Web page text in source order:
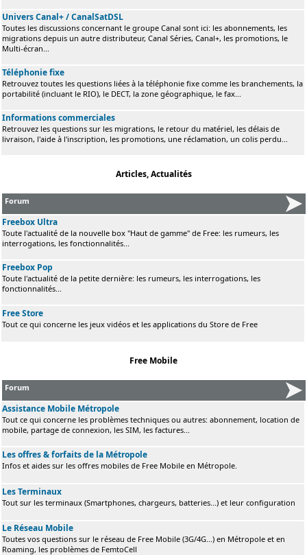
Univers Canal+ / CanalSatDSL
Toutes les discussions concernant le groupe Canal sont ici: les abonnements, les
migrations depuis un autre distributeur, Canal Séries, Canal+, les promotions, le
Multi-écran...
Téléphonie fixe
Retrouvez toutes les questions liées à la téléphonie fixe comme les branchements, la
portabilité (incluant le RIO), le DECT, la zone géographique, le fax...
Informations commerciales
Retrouvez les questions sur les migrations, le retour du matériel, les délais de
livraison, l'aide à l'inscription, les promotions, une réclamation, un colis perdu...
Articles, Actualités
Forum
Freebox Ultra
Toute l'actualité de la nouvelle box "Haut de gamme" de Free: les rumeurs, les
interrogations, les fonctionnalités...
Freebox Pop
Toute l'actualité de la petite dernière: les rumeurs, les interrogations, les
fonctionnalités...
Free Store
Tout ce qui concerne les jeux vidéos et les applications du Store de Free
Free Mobile
Forum
Assistance Mobile Métropole
Tout ce qui concerne les problèmes techniques ou autres: abonnement, location de
mobile, partage de connexion, les SIM, les factures...
Les offres & forfaits de la Métropole
Infos et aides sur les offres mobiles de Free Mobile en Métropole.
Les Terminaux
Tout sur les terminaux (Smartphones, chargeurs, batteries...) et leur configuration
Le Réseau Mobile
Toutes vos questions sur le réseau de Free Mobile (3G/4G...) en Métropole et en
Roaming, les problèmes de FemtoCell